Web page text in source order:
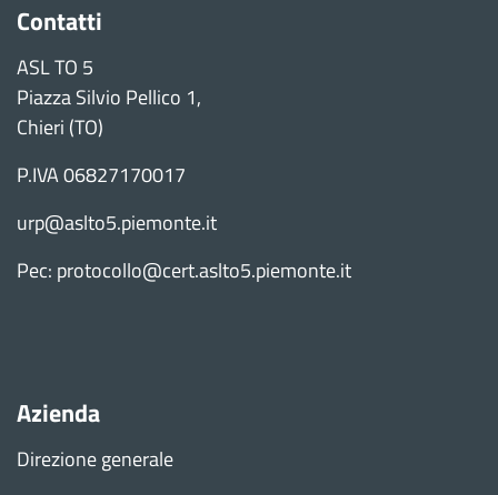
Contatti
ASL TO 5
Piazza Silvio Pellico 1,
Chieri (TO)
P.IVA 06827170017
urp@aslto5.piemonte.it
Pec: protocollo@cert.aslto5.piemonte.it
Azienda
Direzione generale